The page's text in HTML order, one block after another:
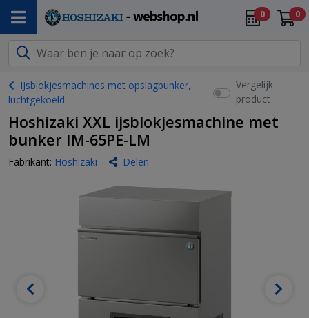
0 0
IJsblokjesmachines met opslagbunker,
luchtgekoeld
Vergelijk
product
Hoshizaki XXL ijsblokjesmachine met
bunker IM-65PE-LM
Fabrikant: Hoshizaki Delen